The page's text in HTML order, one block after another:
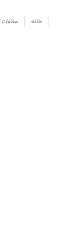
خانه مقالات